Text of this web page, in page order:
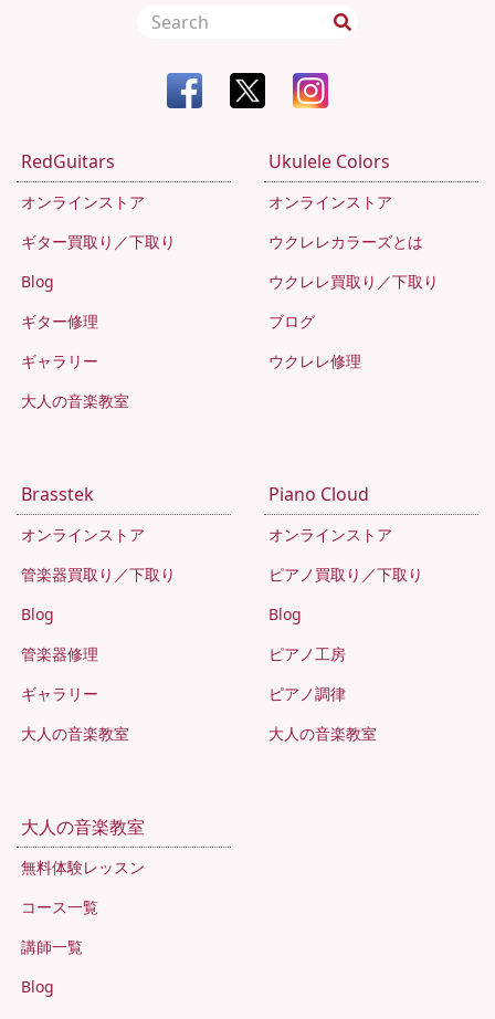
RedGuitars
オンラインストア
ギター買取り／下取り
Blog
ギター修理
ギャラリー
大人の音楽教室
Ukulele Colors
オンラインストア
ウクレレカラーズとは
ウクレレ買取り／下取り
ブログ
ウクレレ修理
Brasstek
オンラインストア
管楽器買取り／下取り
Blog
管楽器修理
ギャラリー
大人の音楽教室
Piano Cloud
オンラインストア
ピアノ買取り／下取り
Blog
ピアノ工房
ピアノ調律
大人の音楽教室
大人の音楽教室
無料体験レッスン
コース一覧
講師一覧
Blog